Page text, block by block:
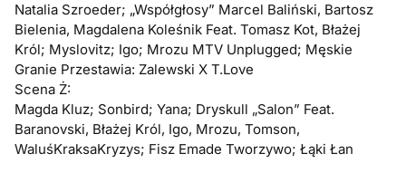
Natalia Szroeder; „Współgłosy” Marcel Baliński, Bartosz
Bielenia, Magdalena Koleśnik Feat. Tomasz Kot, Błażej
Król; Myslovitz; Igo; Mrozu MTV Unplugged; Męskie
Granie Przestawia: Zalewski X T.Love
Scena Ż:
Magda Kluz; Sonbird; Yana; Dryskull „Salon” Feat.
Baranovski, Błażej Król, Igo, Mrozu, Tomson,
WaluśKraksaKryzys; Fisz Emade Tworzywo; Łąki Łan